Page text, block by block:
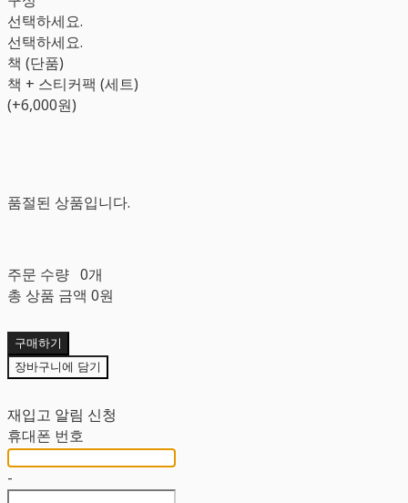
선택하세요.
선택하세요.
책 (단품)
책 + 스티커팩 (세트)
(+6,000원)
품절된 상품입니다.
주문 수량 0개
총 상품 금액 0원
구매하기
장바구니에 담기
재입고 알림 신청
휴대폰 번호
-